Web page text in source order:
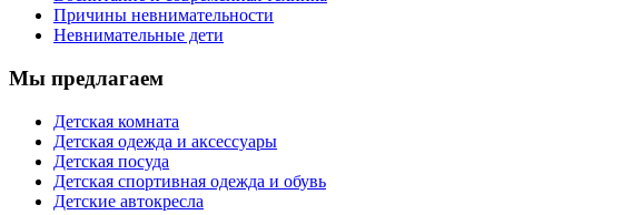
Причины невнимательности
Невнимательные дети
Мы предлагаем
Детская комната
Детская одежда и аксессуары
Детская посуда
Детская спортивная одежда и обувь
Детские автокресла